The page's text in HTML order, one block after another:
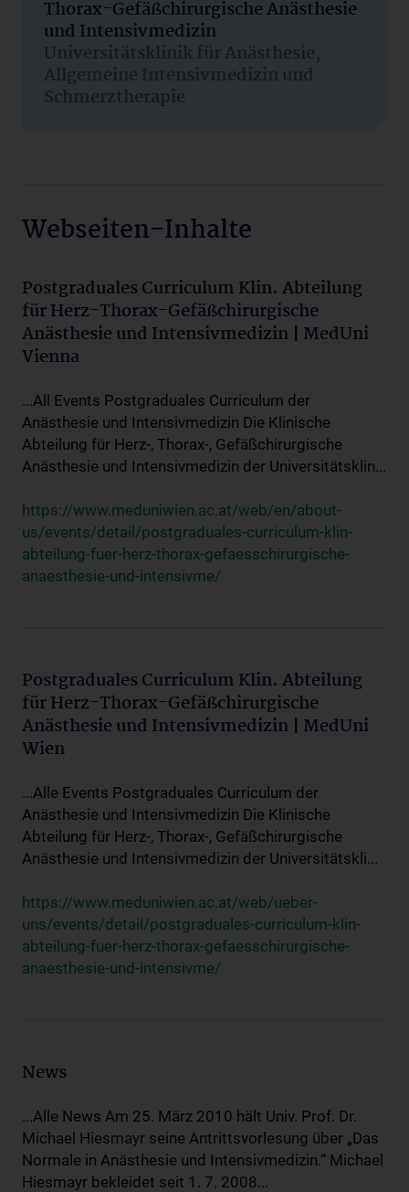
Thorax-Gefäßchirurgische Anästhesie
und Intensivmedizin
Universitätsklinik für Anästhesie,
Allgemeine Intensivmedizin und
Schmerztherapie
Webseiten-Inhalte
Postgraduales Curriculum Klin. Abteilung
für Herz-Thorax-Gefäßchirurgische
Anästhesie und Intensivmedizin | MedUni
Vienna
...All Events Postgraduales Curriculum der
Anästhesie und Intensivmedizin Die Klinische
Abteilung für Herz-, Thorax-, Gefäßchirurgische
Anästhesie und Intensivmedizin der Universitätsklin...
https://www.meduniwien.ac.at/web/en/about-
us/events/detail/postgraduales-curriculum-klin-
abteilung-fuer-herz-thorax-gefaesschirurgische-
anaesthesie-und-intensivme/
Postgraduales Curriculum Klin. Abteilung
für Herz-Thorax-Gefäßchirurgische
Anästhesie und Intensivmedizin | MedUni
Wien
...Alle Events Postgraduales Curriculum der
Anästhesie und Intensivmedizin Die Klinische
Abteilung für Herz-, Thorax-, Gefäßchirurgische
Anästhesie und Intensivmedizin der Universitätskli...
https://www.meduniwien.ac.at/web/ueber-
uns/events/detail/postgraduales-curriculum-klin-
abteilung-fuer-herz-thorax-gefaesschirurgische-
anaesthesie-und-intensivme/
News
...Alle News Am 25. März 2010 hält Univ. Prof. Dr.
Michael Hiesmayr seine Antrittsvorlesung über „Das
Normale in Anästhesie und Intensivmedizin.“ Michael
Hiesmayr bekleidet seit 1. 7. 2008...